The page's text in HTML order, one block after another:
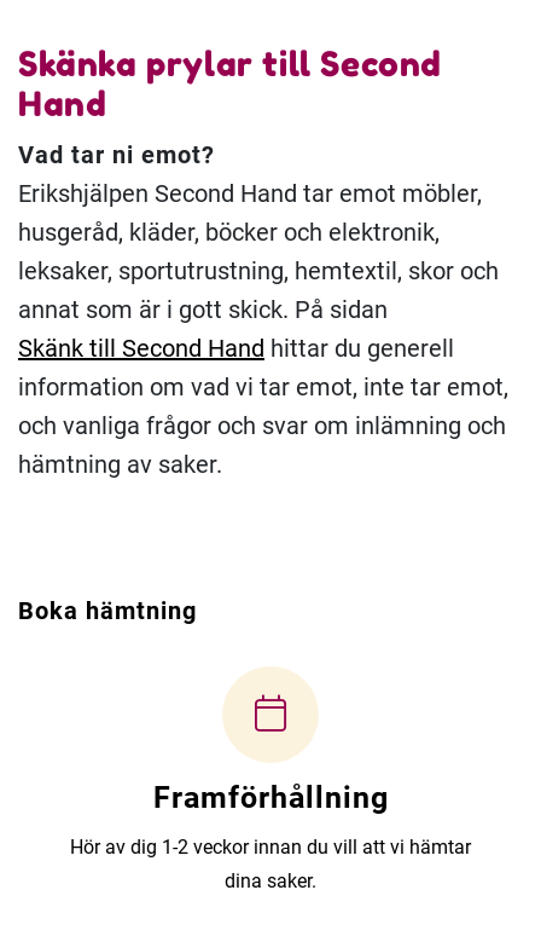
Skänka prylar till Second
Hand
Vad tar ni emot?
Erikshjälpen Second Hand tar emot möbler,
husgeråd, kläder, böcker och elektronik,
leksaker, sportutrustning, hemtextil, skor och
annat som är i gott skick. På sidan
Skänk till Second Hand hittar du generell
information om vad vi tar emot, inte tar emot,
och vanliga frågor och svar om inlämning och
hämtning av saker.
Boka hämtning
Framförhållning
Hör av dig 1-2 veckor innan du vill att vi hämtar
dina saker.